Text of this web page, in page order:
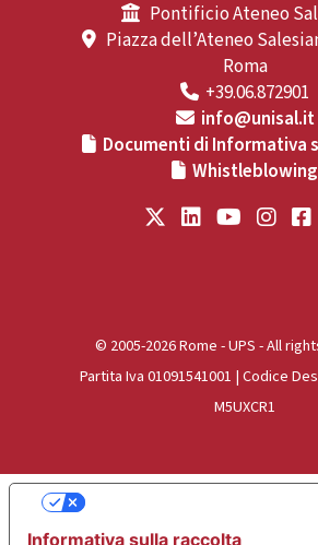
Pontificio Ateneo
Piazza dell’Ateneo
Roma
+39.06.872901
info@unisal.it
Documenti di Informativa
Whistleblowing
© 2005-2026 Rome - UPS - All
Partita Iva 01091541001 | Codice
M5UXCR1
Informativa sulla raccolta
Le tue preferenze relative